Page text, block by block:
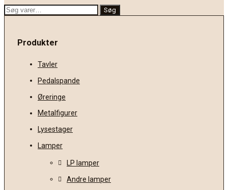
Søg
Søg
Produkter
Tavler
Pedalspande
Øreringe
Metalfigurer
Lysestager
Lamper
LP lamper
Andre lamper